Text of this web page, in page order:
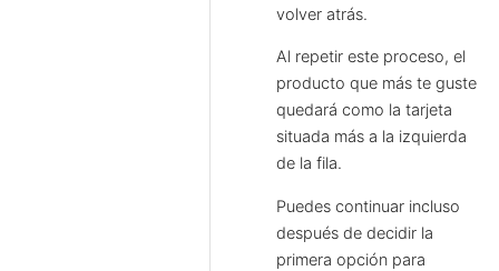
volver atrás.
Al repetir este proceso, el
producto que más te guste
quedará como la tarjeta
situada más a la izquierda
de la fila.
Puedes continuar incluso
después de decidir la
primera opción para